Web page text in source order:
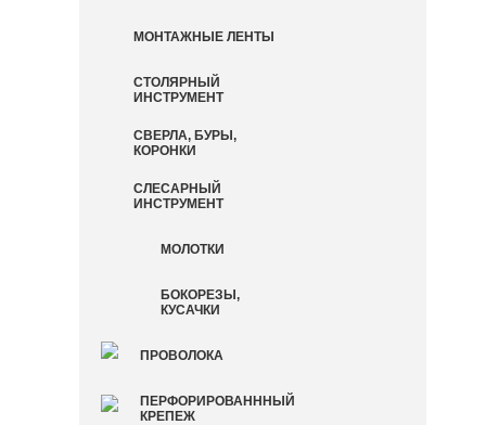
МОНТАЖНЫЕ ЛЕНТЫ
СТОЛЯРНЫЙ
ИНСТРУМЕНТ
СВЕРЛА, БУРЫ,
КОРОНКИ
СЛЕСАРНЫЙ
ИНСТРУМЕНТ
МОЛОТКИ
БОКОРЕЗЫ,
КУСАЧКИ
ПРОВОЛОКА
ПЕРФОРИРОВАНННЫЙ
КРЕПЕЖ